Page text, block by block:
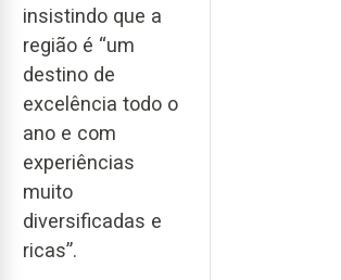
insistindo que a
região é “um
destino de
excelência todo o
ano e com
experiências
muito
diversificadas e
ricas”.